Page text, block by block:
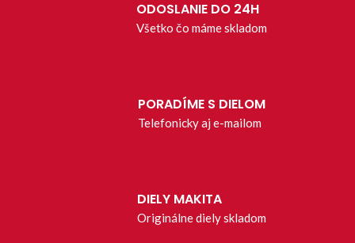
ODOSLANIE DO 24H
Všetko čo máme skladom
PORADÍME S DIELOM
Telefonicky aj e-mailom
DIELY MAKITA
Originálne diely skladom